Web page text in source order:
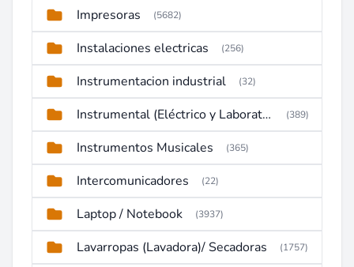
Impresoras (5682)
Instalaciones electricas (256)
Instrumentacion industrial (32)
Instrumental (Eléctrico y Laboratorio) (389)
Instrumentos Musicales (365)
Intercomunicadores (22)
Laptop / Notebook (3937)
Lavarropas (Lavadora)/ Secadoras (1757)